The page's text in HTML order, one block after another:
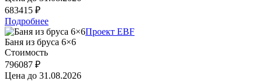
683415 ₽
Подробнее
Проект EBF
Баня из бруса 6×6
Стоимость
796087 ₽
Цена до 31.08.2026